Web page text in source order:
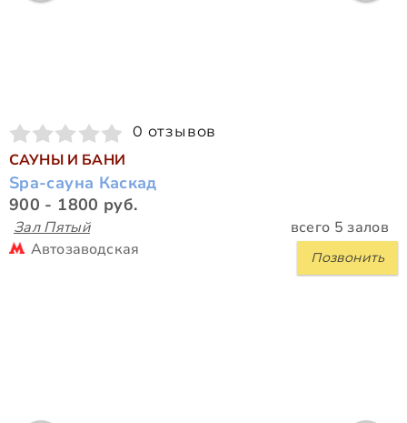
0 отзывов
САУНЫ И БАНИ
Spa-сауна Каскад
900 - 1800 руб.
Зал Пятый всего 5 залов
Позвонить
Автозаводская